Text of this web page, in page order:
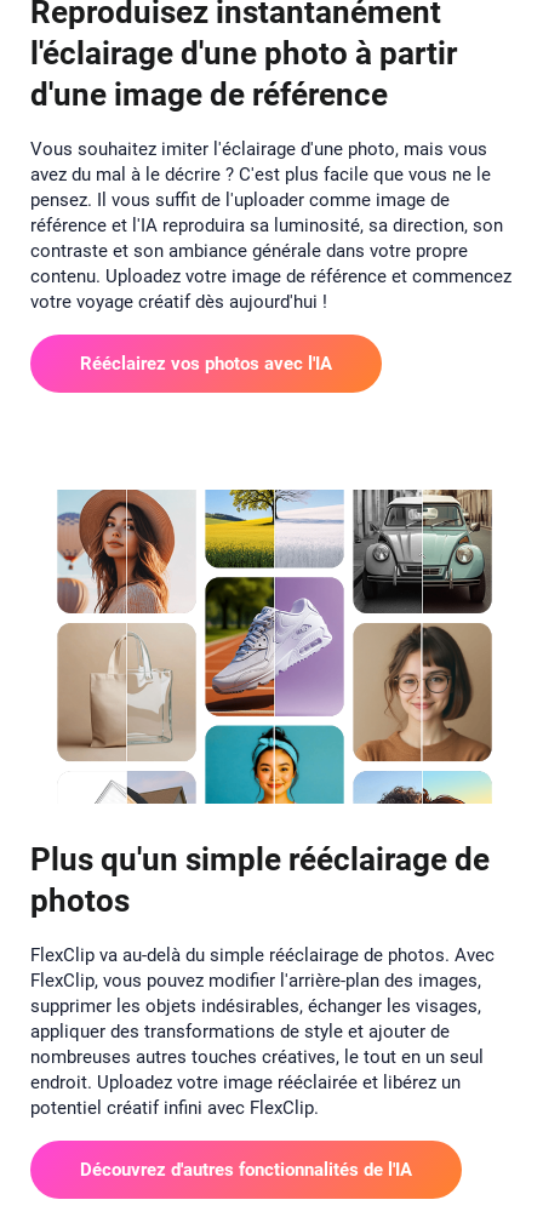
Reproduisez instantanément
l'éclairage d'une photo à partir
d'une image de référence
Vous souhaitez imiter l'éclairage d'une photo, mais vous
avez du mal à le décrire ? C'est plus facile que vous ne le
pensez. Il vous suffit de l'uploader comme image de
référence et l'IA reproduira sa luminosité, sa direction, son
contraste et son ambiance générale dans votre propre
contenu. Uploadez votre image de référence et commencez
votre voyage créatif dès aujourd'hui !
Rééclairez vos photos avec l'IA
Plus qu'un simple rééclairage de
photos
FlexClip va au-delà du simple rééclairage de photos. Avec
FlexClip, vous pouvez modifier l'arrière-plan des images,
supprimer les objets indésirables, échanger les visages,
appliquer des transformations de style et ajouter de
nombreuses autres touches créatives, le tout en un seul
endroit. Uploadez votre image rééclairée et libérez un
potentiel créatif infini avec FlexClip.
Découvrez d'autres fonctionnalités de l'IA